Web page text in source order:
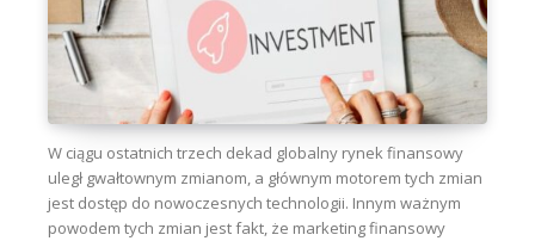
W ciągu ostatnich trzech dekad globalny rynek finansowy
uległ gwałtownym zmianom, a głównym motorem tych zmian
jest dostęp do nowoczesnych technologii. Innym ważnym
powodem tych zmian jest fakt, że marketing finansowy